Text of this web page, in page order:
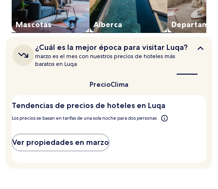
Los
precios
la
están
sujetos
Mascotas Alberca
¿Cuál
es
la
¿Cuál es la mejor época para visitar Luqa?
marzo es el mes con nuestros precios de hoteles más
baratos en Luqa
PrecioClima
Tendencias de precios de hoteles en Luqa
Los precios se basan en tarifas de una sola noche para dos personas
Ver propiedades en marzo